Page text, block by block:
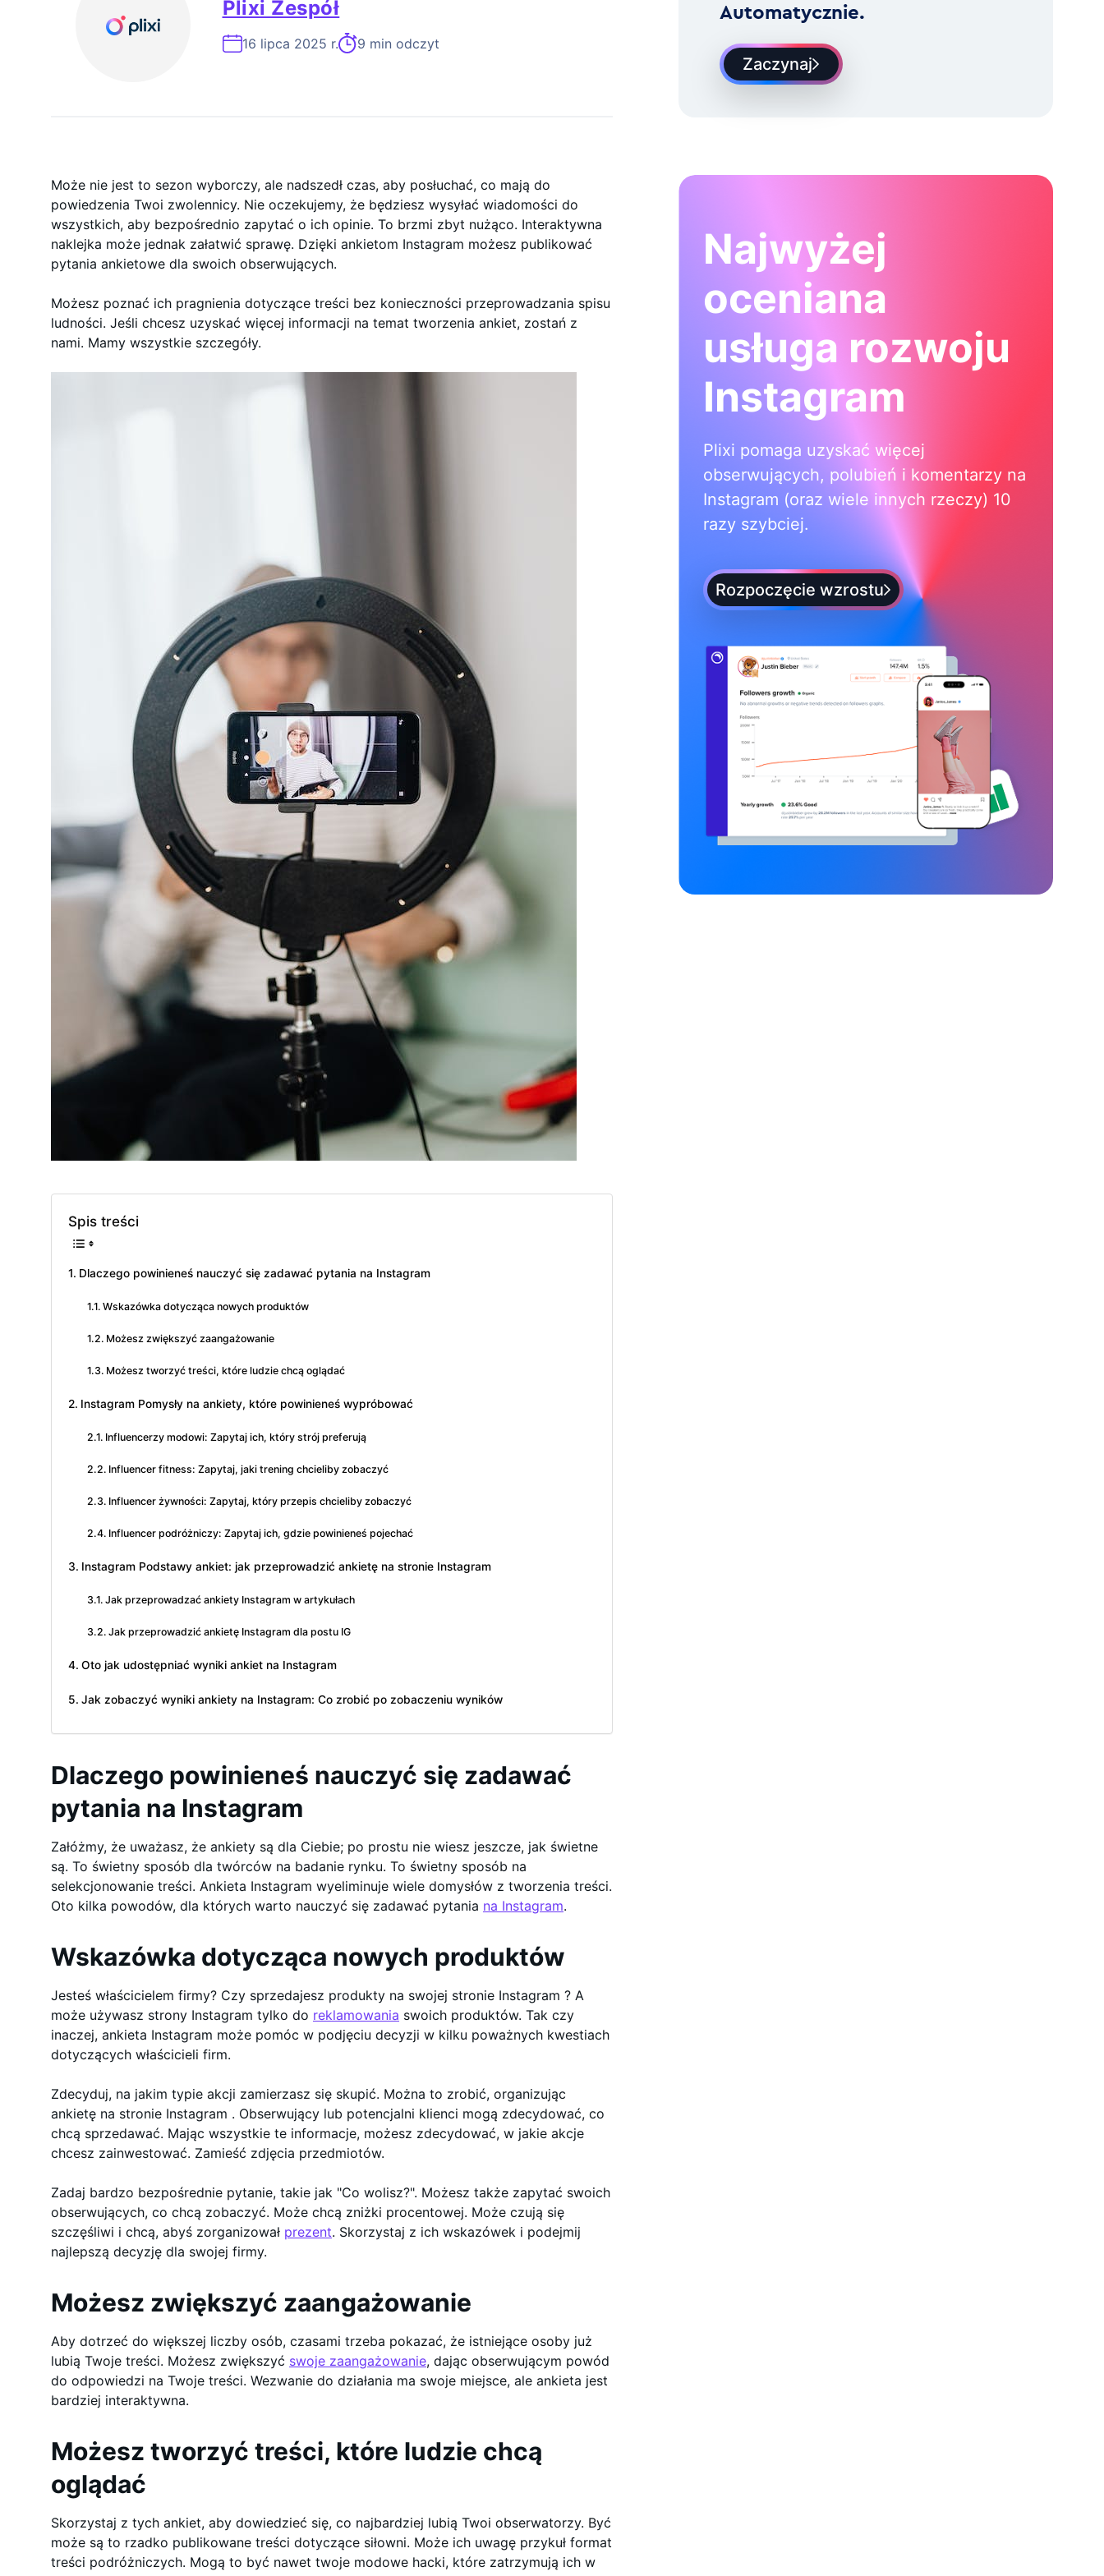
Ekspert Ds. Rozwoju Na Żądanie Instagram
Plixi Zespół
16 lipca 2025 r. 9 min odczyt
Automatycznie.
Zaczynaj
Może nie jest to sezon wyborczy, ale nadszedł czas, aby posłuchać, co mają do
powiedzenia Twoi zwolennicy. Nie oczekujemy, że będziesz wysyłać wiadomości do
wszystkich, aby bezpośrednio zapytać o ich opinie. To brzmi zbyt nużąco. Interaktywna
naklejka może jednak załatwić sprawę. Dzięki ankietom Instagram możesz publikować
pytania ankietowe dla swoich obserwujących.
Możesz poznać ich pragnienia dotyczące treści bez konieczności przeprowadzania spisu
ludności. Jeśli chcesz uzyskać więcej informacji na temat tworzenia ankiet, zostań z
nami. Mamy wszystkie szczegóły.
Spis treści
Dlaczego powinieneś nauczyć się zadawać pytania na Instagram
Wskazówka dotycząca nowych produktów
Możesz zwiększyć zaangażowanie
Możesz tworzyć treści, które ludzie chcą oglądać
Instagram Pomysły na ankiety, które powinieneś wypróbować
Influencerzy modowi: Zapytaj ich, który strój preferują
Influencer fitness: Zapytaj, jaki trening chcieliby zobaczyć
Influencer żywności: Zapytaj, który przepis chcieliby zobaczyć
Influencer podróżniczy: Zapytaj ich, gdzie powinieneś pojechać
Instagram Podstawy ankiet: jak przeprowadzić ankietę na stronie Instagram
Jak przeprowadzać ankiety Instagram w artykułach
Jak przeprowadzić ankietę Instagram dla postu IG
Oto jak udostępniać wyniki ankiet na Instagram
Jak zobaczyć wyniki ankiety na Instagram: Co zrobić po zobaczeniu wyników
Dlaczego powinieneś nauczyć się zadawać
pytania na Instagram
Załóżmy, że uważasz, że ankiety są dla Ciebie; po prostu nie wiesz jeszcze, jak świetne
są. To świetny sposób dla twórców na badanie rynku. To świetny sposób na
selekcjonowanie treści. Ankieta Instagram wyeliminuje wiele domysłów z tworzenia treści.
Oto kilka powodów, dla których warto nauczyć się zadawać pytania na Instagram.
Wskazówka dotycząca nowych produktów
Jesteś właścicielem firmy? Czy sprzedajesz produkty na swojej stronie Instagram ? A
może używasz strony Instagram tylko do reklamowania swoich produktów. Tak czy
inaczej, ankieta Instagram może pomóc w podjęciu decyzji w kilku poważnych kwestiach
dotyczących właścicieli firm.
Zdecyduj, na jakim typie akcji zamierzasz się skupić. Można to zrobić, organizując
ankietę na stronie Instagram . Obserwujący lub potencjalni klienci mogą zdecydować, co
chcą sprzedawać. Mając wszystkie te informacje, możesz zdecydować, w jakie akcje
chcesz zainwestować. Zamieść zdjęcia przedmiotów.
Zadaj bardzo bezpośrednie pytanie, takie jak "Co wolisz?". Możesz także zapytać swoich
obserwujących, co chcą zobaczyć. Może chcą zniżki procentowej. Może czują się
szczęśliwi i chcą, abyś zorganizował prezent. Skorzystaj z ich wskazówek i podejmij
najlepszą decyzję dla swojej firmy.
Możesz zwiększyć zaangażowanie
Aby dotrzeć do większej liczby osób, czasami trzeba pokazać, że istniejące osoby już
lubią Twoje treści. Możesz zwiększyć swoje zaangażowanie, dając obserwującym powód
do odpowiedzi na Twoje treści. Wezwanie do działania ma swoje miejsce, ale ankieta jest
bardziej interaktywna.
Możesz tworzyć treści, które ludzie chcą
oglądać
Skorzystaj z tych ankiet, aby dowiedzieć się, co najbardziej lubią Twoi obserwatorzy. Być
może są to rzadko publikowane treści dotyczące siłowni. Może ich uwagę przykuł format
treści podróżniczych. Mogą to być nawet twoje modowe hacki, które zatrzymują ich w
Najwyżej
oceniana
usługa rozwoju
Instagram
Plixi pomaga uzyskać więcej
obserwujących, polubień i komentarzy na
Instagram (oraz wiele innych rzeczy) 10
razy szybciej.
Rozpoczęcie wzrostu